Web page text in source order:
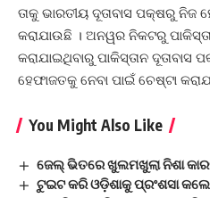
ତାକୁ ଭାରତୀୟ ଦୂତାବାସ ପକ୍ଷରୁ ନିଜ
କରାଯାଉଛି । ଅନୱର ନିକଟରୁ
କରାଯାଇଥିବାରୁ ପାକିସ୍ତାନ
ହେଫାଜତକୁ ନେବା ପାଇଁ ଚେଷ୍ଟା
You Might Also Like
ଜେଲ୍ ଭିତରେ ଖୁଲମଖୁଲା ନିଶା
ଟୁଇଟ କରି ଓଡ଼ିଶାକୁ ପ୍ରଂଶସା